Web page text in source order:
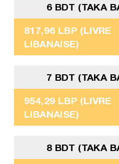
6 BDT (TAKA
817,96 LBP (LIVRE
LIBANAISE)
7 BDT (TAKA
954,29 LBP (LIVRE
LIBANAISE)
8 BDT (TAKA